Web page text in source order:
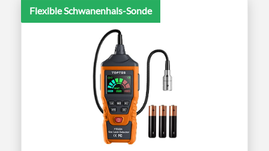
Flexible Schwanenhals-Sonde